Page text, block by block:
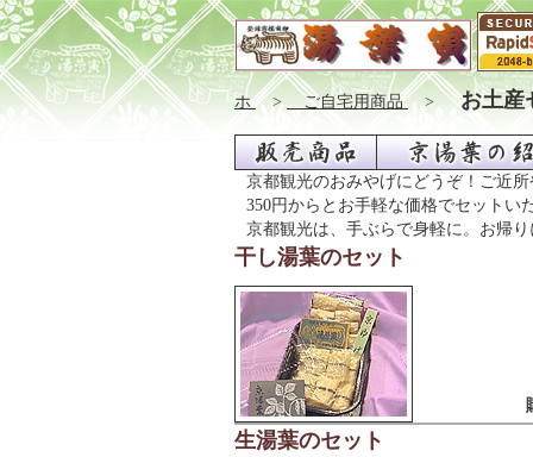
ホ> ご自宅用商品> お土産
京都観光のおみやげにどうぞ！ご近
350円からとお手軽な価格でセットい
京都観光は、手ぶらで身軽に。お帰
干し湯葉のセット
生湯葉のセット